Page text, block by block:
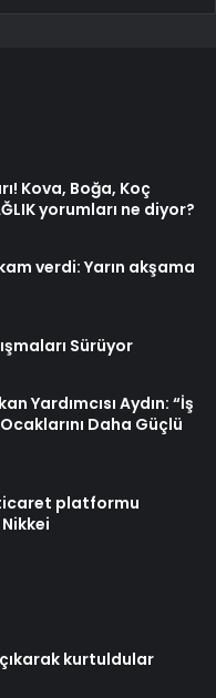
Kova, Boğa, Koç
yorumları ne diyor?
verdi: Yarın akşama
Sürüyor
Yardımcısı Aydın: “İş
Daha Güçlü
platformu
kurtuldular